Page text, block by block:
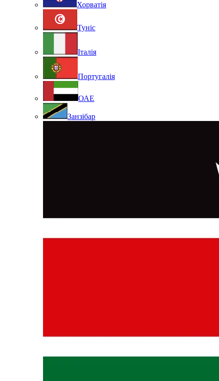
Хорватія
Туніс
Італія
Португалія
ОАЕ
Занзібар